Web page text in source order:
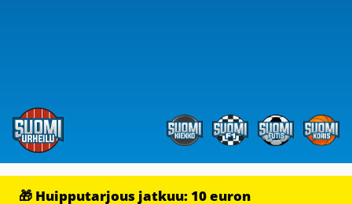
🎁 Huipputarjous jatkuu: 10 euron